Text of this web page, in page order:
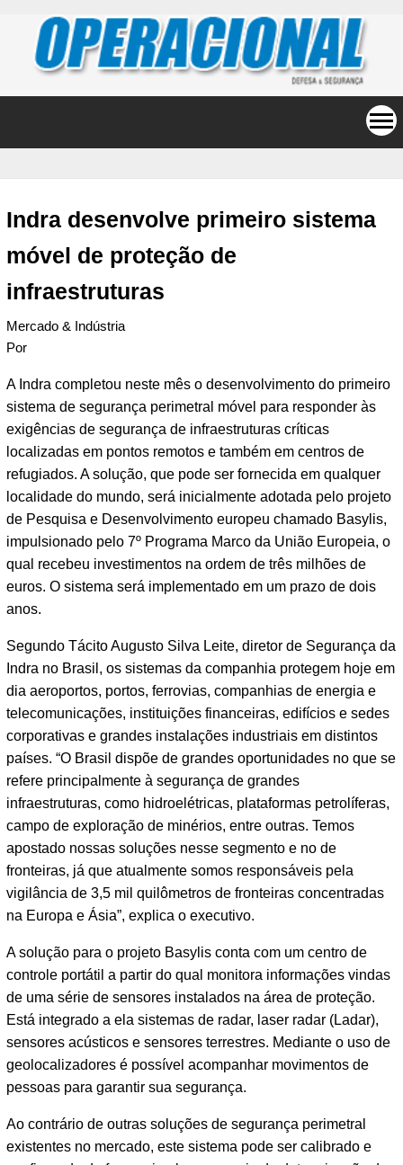
Indra desenvolve primeiro sistema
móvel de proteção de
infraestruturas
Mercado & Indústria
Por
A Indra completou neste mês o desenvolvimento do primeiro
sistema de segurança perimetral móvel para responder às
exigências de segurança de infraestruturas críticas
localizadas em pontos remotos e também em centros de
refugiados. A solução, que pode ser fornecida em qualquer
localidade do mundo, será inicialmente adotada pelo projeto
de Pesquisa e Desenvolvimento europeu chamado Basylis,
impulsionado pelo 7º Programa Marco da União Europeia, o
qual recebeu investimentos na ordem de três milhões de
euros. O sistema será implementado em um prazo de dois
anos.
Segundo Tácito Augusto Silva Leite, diretor de Segurança da
Indra no Brasil, os sistemas da companhia protegem hoje em
dia aeroportos, portos, ferrovias, companhias de energia e
telecomunicações, instituições financeiras, edifícios e sedes
corporativas e grandes instalações industriais em distintos
países. “O Brasil dispõe de grandes oportunidades no que se
refere principalmente à segurança de grandes
infraestruturas, como hidroelétricas, plataformas petrolíferas,
campo de exploração de minérios, entre outras. Temos
apostado nossas soluções nesse segmento e no de
fronteiras, já que atualmente somos responsáveis pela
vigilância de 3,5 mil quilômetros de fronteiras concentradas
na Europa e Ásia”, explica o executivo.
A solução para o projeto Basylis conta com um centro de
controle portátil a partir do qual monitora informações vindas
de uma série de sensores instalados na área de proteção.
Está integrado a ela sistemas de radar, laser radar (Ladar),
sensores acústicos e sensores terrestres. Mediante o uso de
geolocalizadores é possível acompanhar movimentos de
pessoas para garantir sua segurança.
Ao contrário de outras soluções de segurança perimetral
existentes no mercado, este sistema pode ser calibrado e